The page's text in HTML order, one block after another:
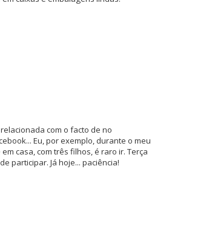
com o facto de no
Eu, por exemplo, durante o meu
casa, com três filhos, é raro ir. Terça
participar. Já hoje... paciência!